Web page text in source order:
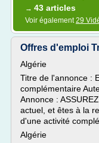
→ 43 articles
Voir également29
Offres d'emploi
Algérie
Titre de l'annonce :
complémentaire
Annonce :
actuel, et êtes à la
d'une activité
Algérie